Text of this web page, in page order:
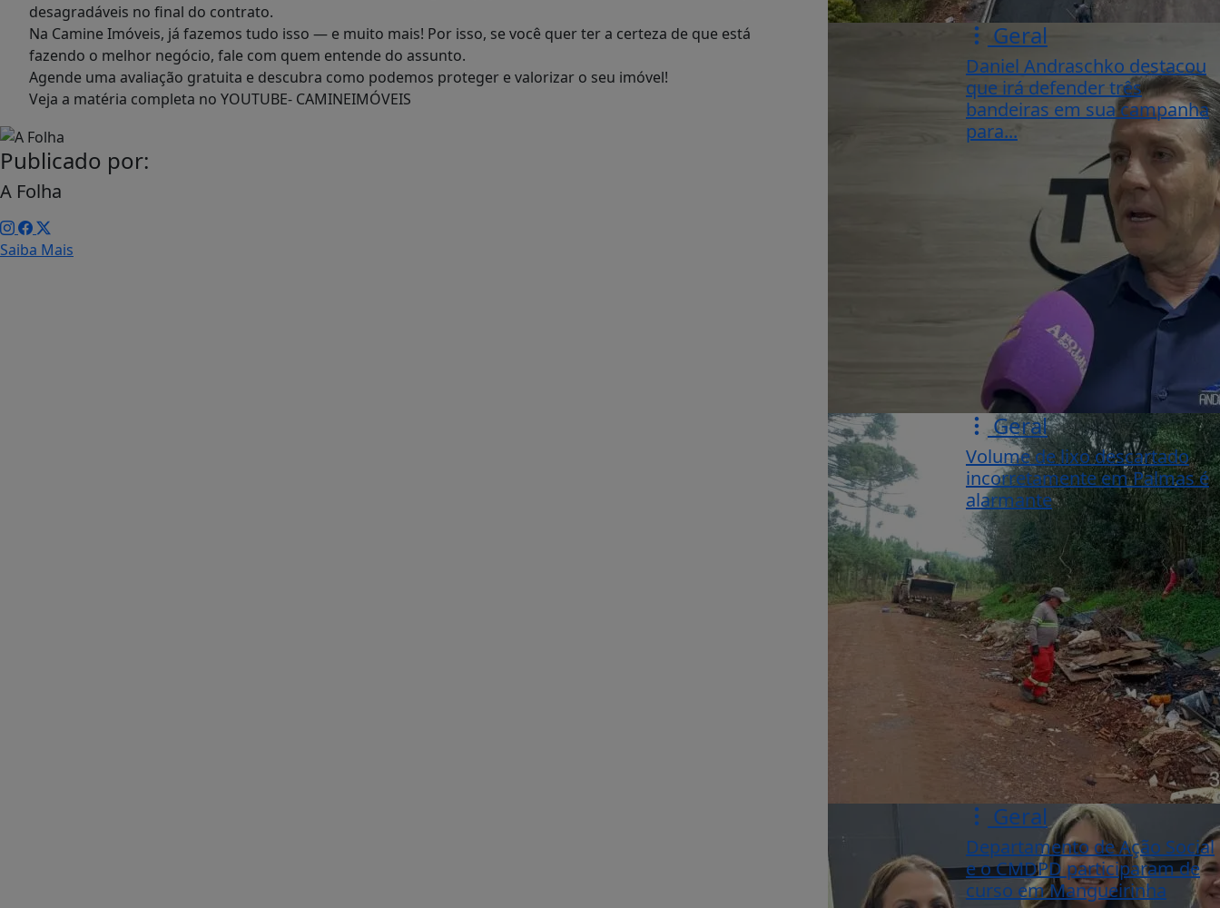
desagradáveis no final do contrato.
Na Camine Imóveis, já fazemos tudo isso — e muito mais! Por isso, se você quer ter a certeza de que está
fazendo o melhor negócio, fale com quem entende do assunto.
Agende uma avaliação gratuita e descubra como podemos proteger e valorizar o seu imóvel!
Veja a matéria completa no YOUTUBE- CAMINEIMÓVEIS
Publicado por:
A Folha
Saiba Mais
Geral
Daniel Andraschko destacou
que irá defender três
bandeiras em sua campanha
para...
Geral
Volume de lixo descartado
incorretamente em Palmas é
alarmante
Geral
Departamento de Ação Social
e o CMDPD participaram de
curso em Mangueirinha